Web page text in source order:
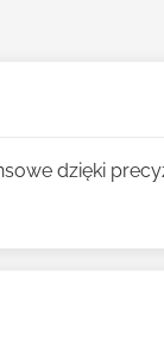
dzięki